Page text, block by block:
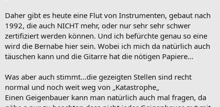
Daher gibt es heute eine Flut von Instrumenten, gebaut nach
1992, die auch NICHT mehr, oder nur sehr sehr schwer
zertifiziert werden können. Und ich befürchte genau so eine
wird die Bernabe hier sein. Wobei ich mich da natürlich auch
täuschen kann und die Gitarre hat die nötigen Papiere…
Was aber auch stimmt…die gezeigten Stellen sind recht
normal und noch weit weg von „Katastrophe„
Einen Geigenbauer kann man natürlich auch mal fragen, da